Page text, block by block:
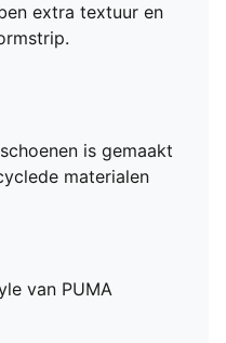
extra textuur en
is gemaakt
materialen
van PUMA